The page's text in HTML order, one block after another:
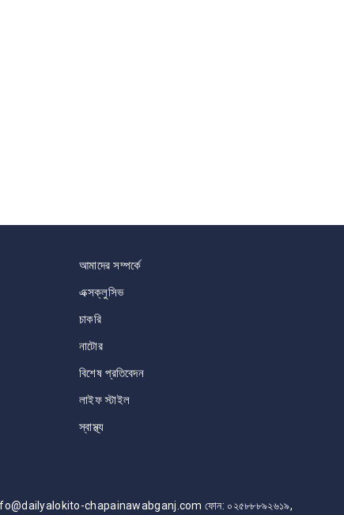
আমাদের সম্পর্কে
এক্সক্লুসিভ
চাকরি
নাটোর
বিশেষ প্রতিবেদন
লাইফ স্টাইল
স্বাস্থ্য
chapainawabganj.com ফোন: ০২৫৮৮৮৯২৬১৯,